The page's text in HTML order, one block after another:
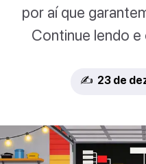
por aí que
Continue lendo
✍️ 23 de